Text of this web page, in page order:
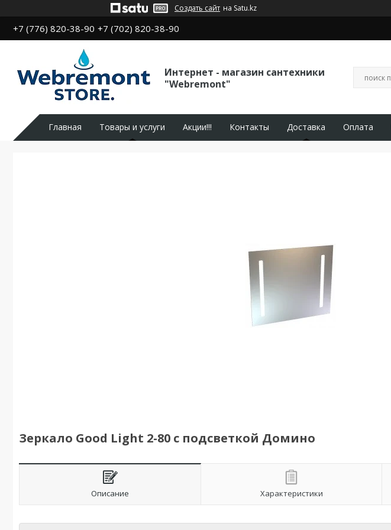
Создать сайт на Satu.kz
+7 (776) 820-38-90 +7 (702) 820-38-90
Интернет - магазин сантехники
"Webremont"
Главная Товары и услуги Акции!!! Контакты Доставка Оплата
Зеркало Good Light 2-80 с подсветкой Домино
Описание Характеристики